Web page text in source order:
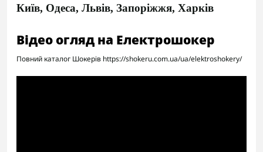
Київ, Одеса, Львів, Запоріжжя, Харків
Відео огляд на Електрошокер
Повний каталог Шокерів https://shokeru.com.ua/ua/elektroshokery/